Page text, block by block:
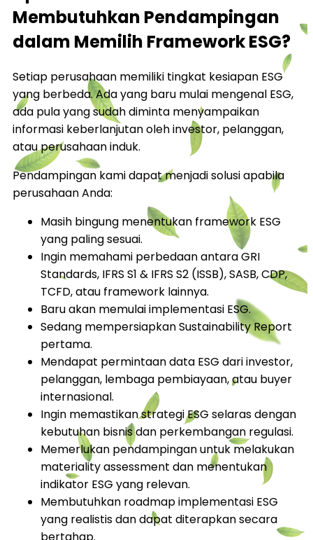
Membutuhkan Pendampingan
dalam Memilih Framework ESG?
Setiap perusahaan memiliki tingkat kesiapan ESG
yang berbeda. Ada yang baru mulai mengenal ESG,
ada pula yang sudah diminta menyampaikan
informasi keberlanjutan oleh investor, pelanggan,
atau perusahaan induk.
Pendampingan kami dapat menjadi solusi apabila
perusahaan Anda:
Masih bingung menentukan framework ESG
yang paling sesuai.
Ingin memahami perbedaan antara GRI
Standards, IFRS S1 & IFRS S2 (ISSB), SASB, CDP,
TCFD, atau framework lainnya.
Baru akan memulai implementasi ESG.
Sedang mempersiapkan Sustainability Report
pertama.
Mendapat permintaan data ESG dari investor,
pelanggan, lembaga pembiayaan, atau buyer
internasional.
Ingin memastikan strategi ESG selaras dengan
kebutuhan bisnis dan perkembangan regulasi.
Memerlukan pendampingan untuk melakukan
materiality assessment dan menentukan
indikator ESG yang relevan.
Membutuhkan roadmap implementasi ESG
yang realistis dan dapat diterapkan secara
bertahap.